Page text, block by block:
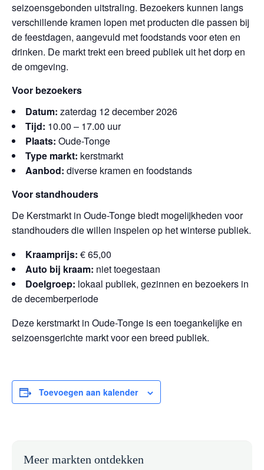
seizoensgebonden uitstraling. Bezoekers kunnen langs
verschillende kramen lopen met producten die passen bij
de feestdagen, aangevuld met foodstands voor eten en
drinken. De markt trekt een breed publiek uit het dorp en
de omgeving.
Voor bezoekers
Datum: zaterdag 12 december 2026
Tijd: 10.00 – 17.00 uur
Plaats: Oude-Tonge
Type markt: kerstmarkt
Aanbod: diverse kramen en foodstands
Voor standhouders
De Kerstmarkt in Oude-Tonge biedt mogelijkheden voor
standhouders die willen inspelen op het winterse publiek.
Kraamprijs: € 65,00
Auto bij kraam: niet toegestaan
Doelgroep: lokaal publiek, gezinnen en bezoekers in
de decemberperiode
Deze kerstmarkt in Oude-Tonge is een toegankelijke en
seizoensgerichte markt voor een breed publiek.
Toevoegen aan kalender
Meer markten ontdekken